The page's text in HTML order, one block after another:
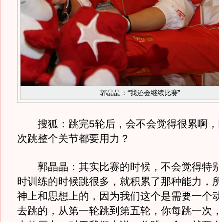
郭晶晶：“我还会继续比赛”
搜狐：跳完5轮后，会不会觉得很累啊，
次跳整个关节都要用力？
郭晶晶：其实比赛的时候，不会觉得特
时训练的时候跳很多，就积累了那种能力，
神上和思想上的，因为我们这个是需要一个
去跳的，从第一轮跳到第五轮，你每跳一次